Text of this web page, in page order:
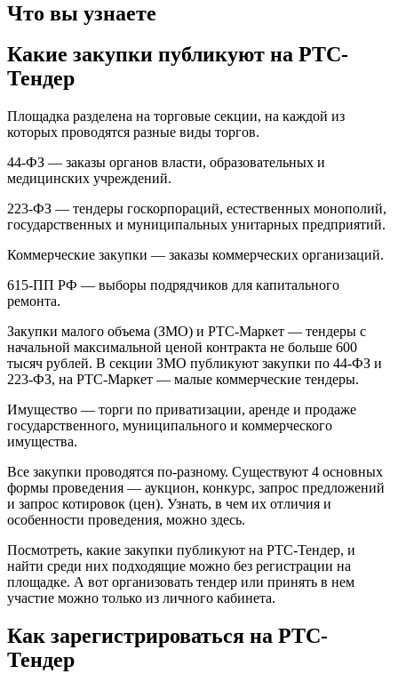
Что вы узнаете
Какие закупки публикуют на РТС-
Тендер
Площадка разделена на торговые секции, на каждой из
которых проводятся разные виды торгов.
44-ФЗ — заказы органов власти, образовательных и
медицинских учреждений.
223-ФЗ — тендеры госкорпораций, естественных монополий,
государственных и муниципальных унитарных предприятий.
Коммерческие закупки — заказы коммерческих организаций.
615-ПП РФ — выборы подрядчиков для капитального
ремонта.
Закупки малого объема (ЗМО) и РТС-Маркет — тендеры с
начальной максимальной ценой контракта не больше 600
тысяч рублей. В секции ЗМО публикуют закупки по 44-ФЗ и
223-ФЗ, на РТС-Маркет — малые коммерческие тендеры.
Имущество — торги по приватизации, аренде и продаже
государственного, муниципального и коммерческого
имущества.
Все закупки проводятся по-разному. Существуют 4 основных
формы проведения — аукцион, конкурс, запрос предложений
и запрос котировок (цен). Узнать, в чем их отличия и
особенности проведения, можно здесь.
Посмотреть, какие закупки публикуют на РТС-Тендер, и
найти среди них подходящие можно без регистрации на
площадке. А вот организовать тендер или принять в нем
участие можно только из личного кабинета.
Как зарегистрироваться на РТС-
Тендер